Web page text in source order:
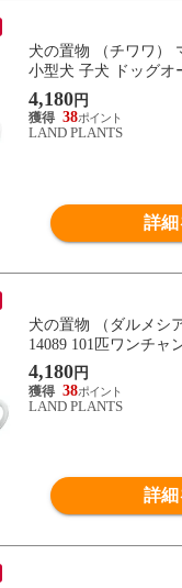
犬の置物 （チワワ）
小型犬 子犬 ドッグオ
ント 動物 アニマル
ガーデニング ガーデ
4,180円
38
LAND PLANTS
詳細
犬の置物 （ダルメシ
14089 101匹ワンチャ
メント オーナメント
ット ガーデン ガーデ
ジェ オブジェ
4,180円
38
LAND PLANTS
詳細